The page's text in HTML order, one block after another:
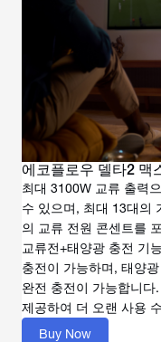
에코플로우 델타2 맥
최대 3100W 교류 출력
수 있으며, 최대 13대의
의 교류 전원 콘센트를
교류전+태양광 충전 기
충전이 가능하며, 태양
완전 충전이 가능합니
제공하여 더 오랜 사용
Buy Now